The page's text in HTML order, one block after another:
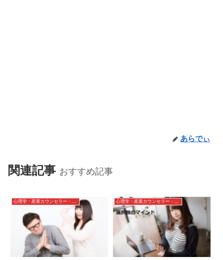
あらでぃ
関連記事 おすすめ記事
心理学・産業カウンセラー・カウンセリング 心理学・産業カウンセラー・カウンセリング